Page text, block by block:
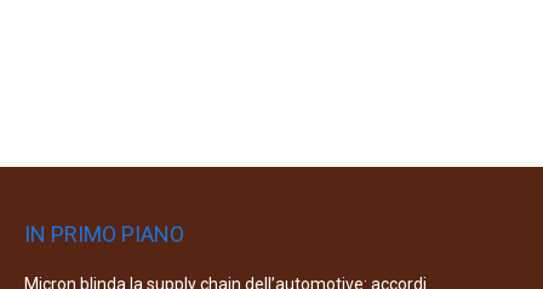
IN PRIMO PIANO
Micron blinda la supply chain dell’automotive: accordi